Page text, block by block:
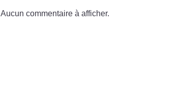
Aucun commentaire à afficher.